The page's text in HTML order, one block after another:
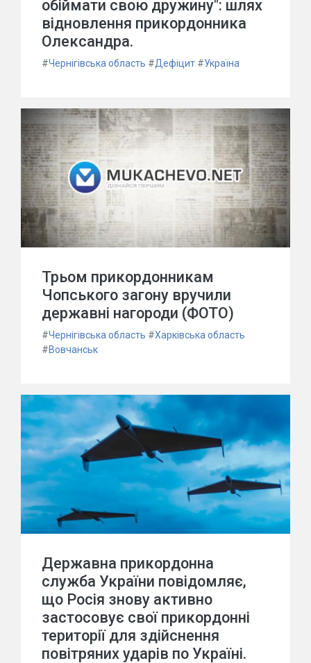
обіймати свою дружину": шлях
відновлення прикордонника
Олександра.
#Чернігівська область #Дефіцит #Україна
Трьом прикордонникам
Чопського загону вручили
державні нагороди (ФОТО)
#Чернігівська область #Харківська область
#Вовчанськ
Державна прикордонна
служба України повідомляє,
що Росія знову активно
застосовує свої прикордонні
території для здійснення
повітряних ударів по Україні.